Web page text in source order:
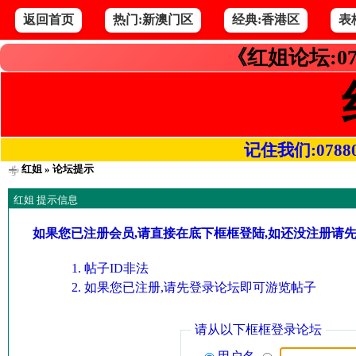
返回首页 热门:新澳门区 经典:香港区 表
《红姐论坛
记住我们
红姐» 论坛提示
红姐 提示信息
如果您已注册会员,请直接在底下框框登陆,如还没注册请
帖子ID非法
如果您已注册,请先登录论坛即可游览帖子
请从以下框框登录论坛